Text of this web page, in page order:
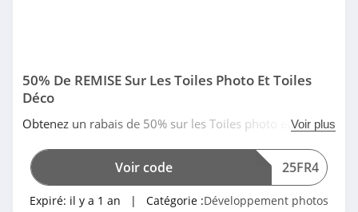
50% De REMISE Sur Les Toiles Photo Et Toiles
Déco
Obtenez un rabais de 50% sur les Toiles photo et toiles
à perdre!
Voir plus
25FR4
Voir code
Expiré: il y a 1 an | Catégorie :Développement photos